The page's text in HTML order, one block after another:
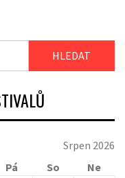
Srpen 2026
Pá So
Ne